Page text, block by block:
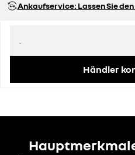
Ankaufservice: Lassen Sie
Händler